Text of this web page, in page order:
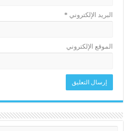
البريد الإلكتروني *
الموقع الإلكتروني